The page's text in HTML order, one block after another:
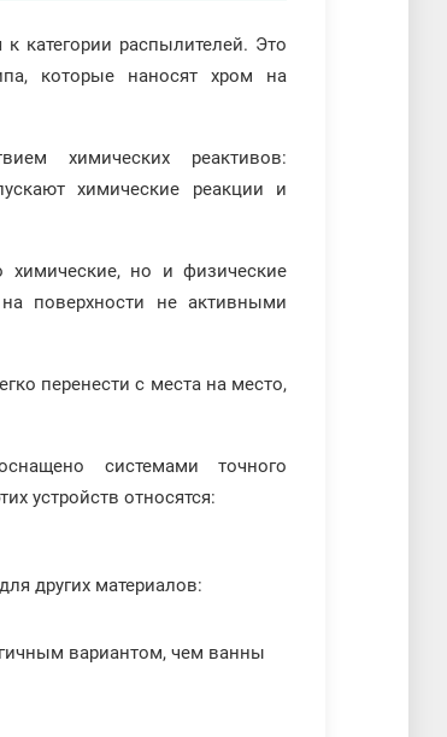
категории распылителей. Это
которые наносят хром на
химических реактивов:
химические реакции и
но и физические
поверхности не активными
перенести с места на место,
системами точного
устройств относятся:
других материалов:
вариантом, чем ванны